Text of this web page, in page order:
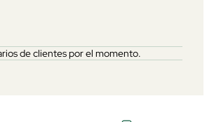
de clientes por el momento.